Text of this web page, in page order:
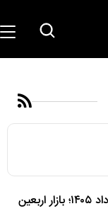
قیمت دلار، طلا و سکه امروز سه‌شنبه ۱۳ مرداد ۱۴۰۵؛ بازار اربعین